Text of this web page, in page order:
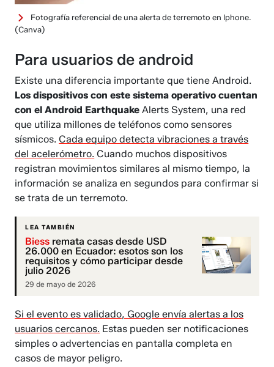
Fotografía referencial de una alerta de terremoto en Iphone.
(Canva)
Para usuarios de android
Existe una diferencia importante que tiene Android.
Los dispositivos con este sistema operativo cuentan
con el Android Earthquake Alerts System, una red
que utiliza millones de teléfonos como sensores
sísmicos.Cada equipo detecta vibraciones a través
del acelerómetro. Cuando muchos dispositivos
registran movimientos similares al mismo tiempo, la
información se analiza en segundos para confirmar si
se trata de un terremoto.
LEA TAMBIÉN
Biess remata casas desde USD
26.000 en Ecuador: esotos son los
requisitos y cómo participar desde
julio 2026
29 de mayo de 2026
Si el evento es validado, Google envía alertas a los
usuarios cercanos. Estas pueden ser notificaciones
simples o advertencias en pantalla completa en
casos de mayor peligro.